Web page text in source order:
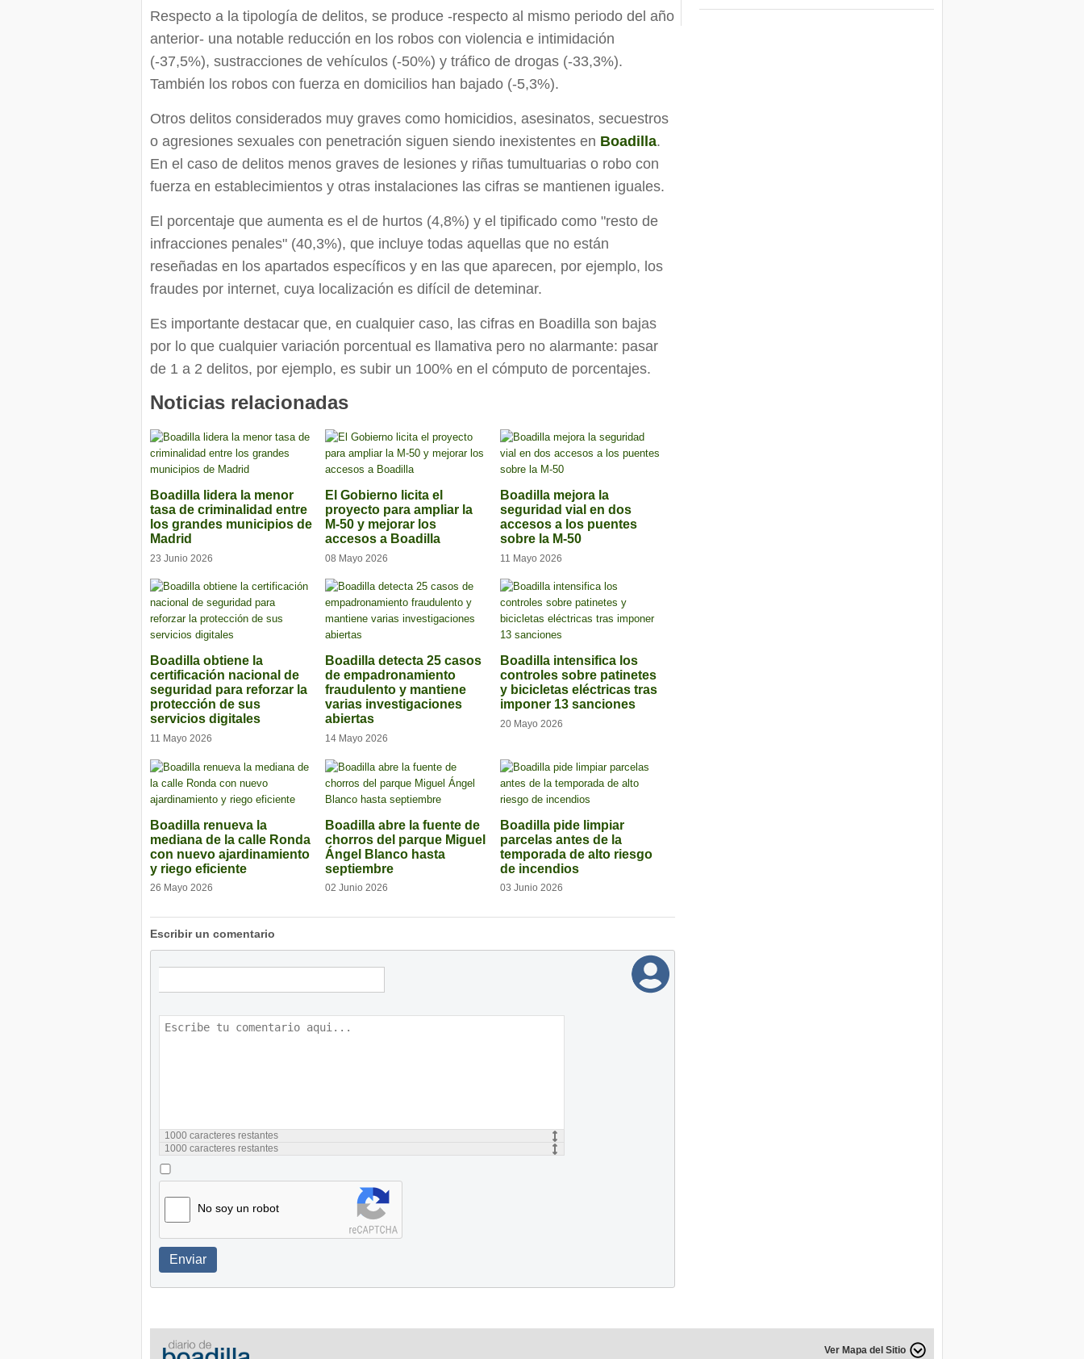
Respecto a la tipología de delitos, se produce -respecto al mismo periodo del año
anterior- una notable reducción en los robos con violencia e intimidación
(-37,5%), sustracciones de vehículos (-50%) y tráfico de drogas (-33,3%).
También los robos con fuerza en domicilios han bajado (-5,3%).
Otros delitos considerados muy graves como homicidios, asesinatos, secuestros
o agresiones sexuales con penetración siguen siendo inexistentes en Boadilla.
En el caso de delitos menos graves de lesiones y riñas tumultuarias o robo con
fuerza en establecimientos y otras instalaciones las cifras se mantienen iguales.
El porcentaje que aumenta es el de hurtos (4,8%) y el tipificado como "resto de
infracciones penales" (40,3%), que incluye todas aquellas que no están
reseñadas en los apartados específicos y en las que aparecen, por ejemplo, los
fraudes por internet, cuya localización es difícil de deteminar.
Es importante destacar que, en cualquier caso, las cifras en Boadilla son bajas
por lo que cualquier variación porcentual es llamativa pero no alarmante: pasar
de 1 a 2 delitos, por ejemplo, es subir un 100% en el cómputo de porcentajes.
Noticias relacionadas
Boadilla lidera la menor
tasa de criminalidad entre
los grandes municipios de
Madrid
23 Junio 2026
El Gobierno licita el
proyecto para ampliar la
M-50 y mejorar los
accesos a Boadilla
08 Mayo 2026
Boadilla mejora la
seguridad vial en dos
accesos a los puentes
sobre la M-50
11 Mayo 2026
Boadilla obtiene la
certificación nacional de
seguridad para reforzar la
protección de sus
servicios digitales
11 Mayo 2026
Boadilla detecta 25 casos
de empadronamiento
fraudulento y mantiene
varias investigaciones
abiertas
14 Mayo 2026
Boadilla intensifica los
controles sobre patinetes
y bicicletas eléctricas tras
imponer 13 sanciones
20 Mayo 2026
Boadilla renueva la
mediana de la calle Ronda
con nuevo ajardinamiento
y riego eficiente
26 Mayo 2026
Boadilla abre la fuente de
chorros del parque Miguel
Ángel Blanco hasta
septiembre
02 Junio 2026
Boadilla pide limpiar
parcelas antes de la
temporada de alto riesgo
de incendios
03 Junio 2026
Escribir un comentario
1000 caracteres restantes
1000 caracteres restantes
No soy un robot
Enviar
Ver Mapa del Sitio